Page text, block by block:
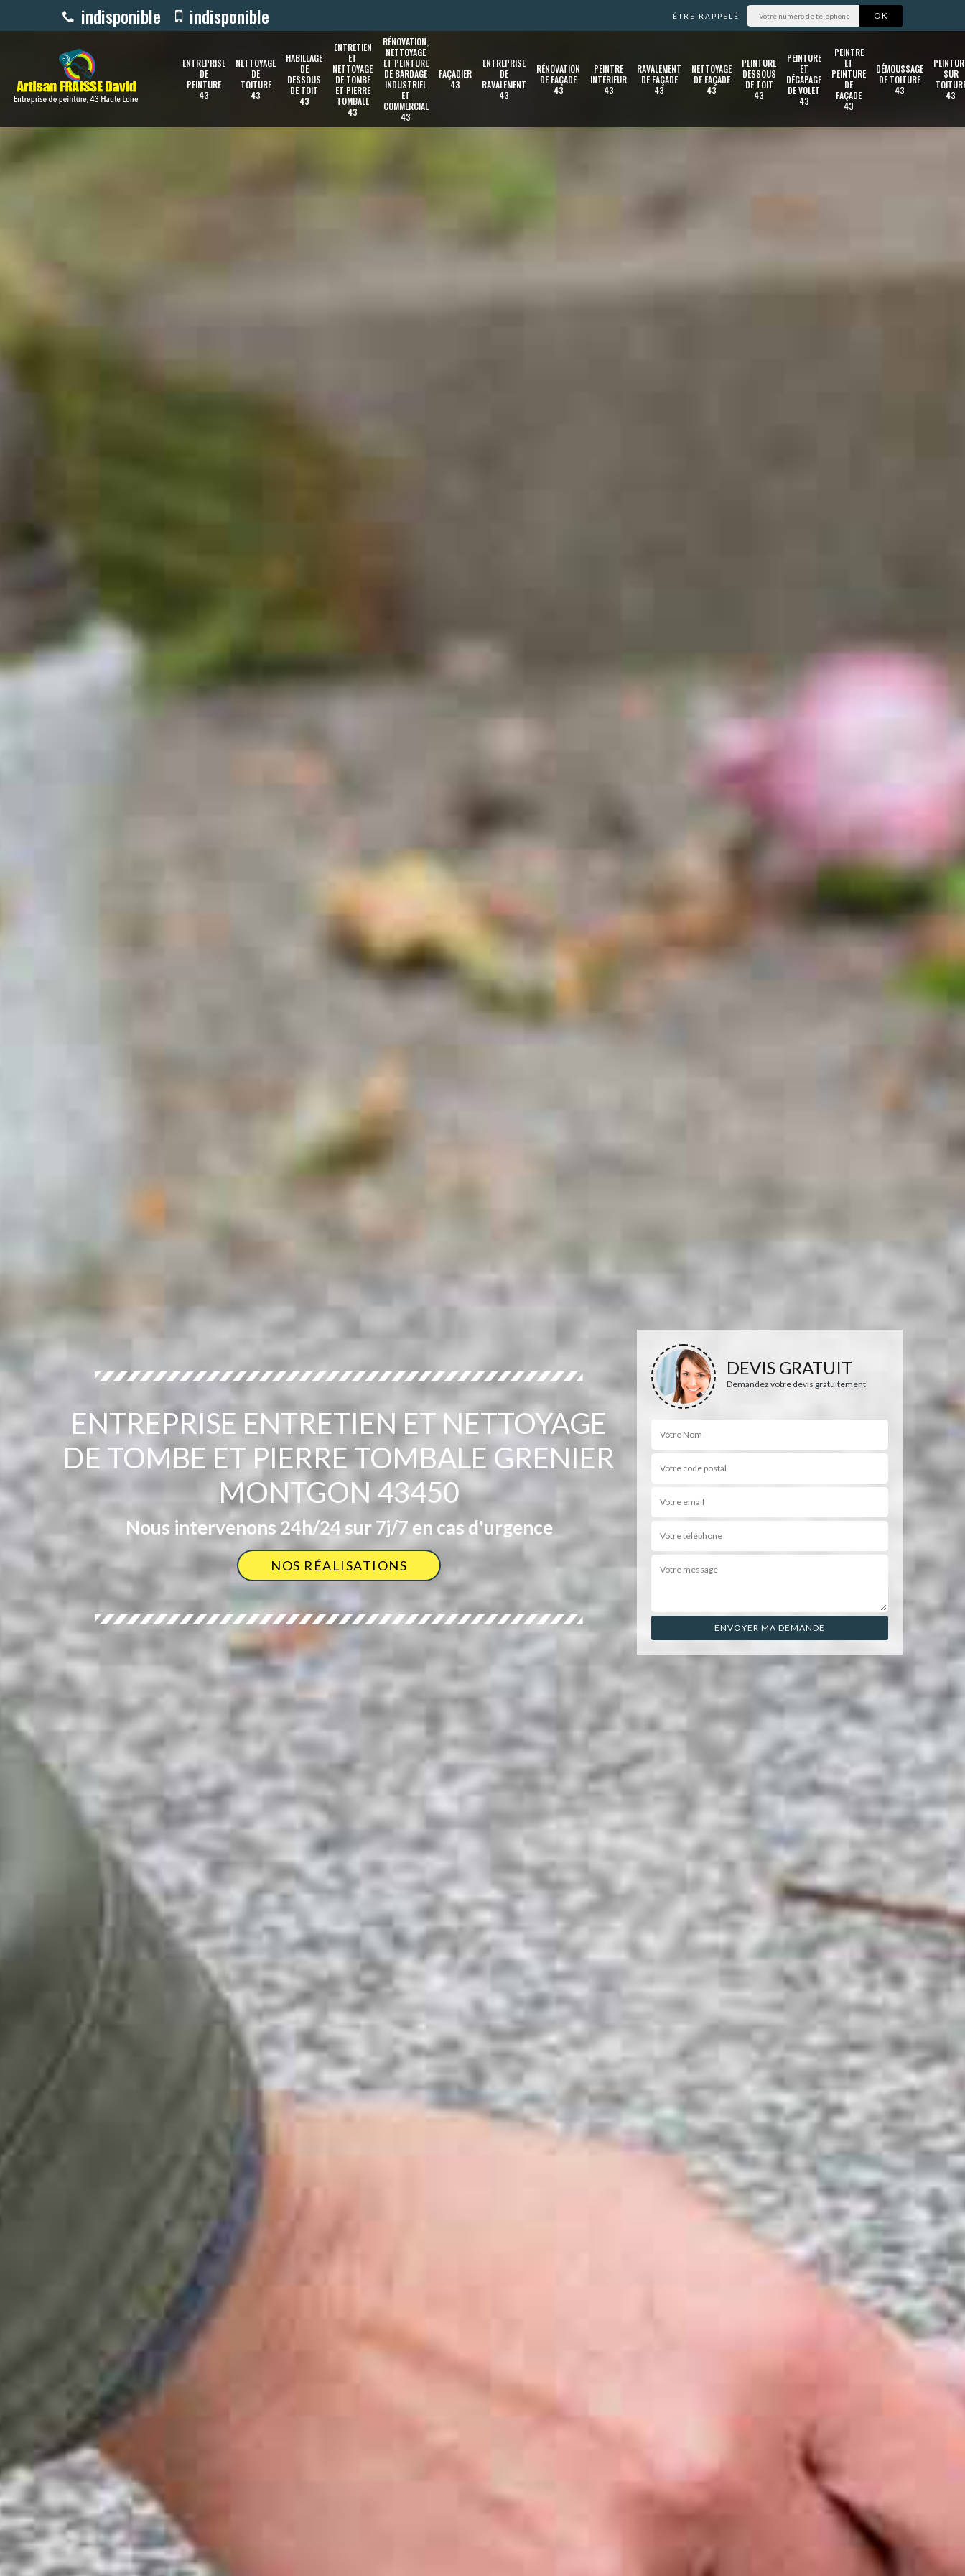
indisponible indisponible ÊTRE RAPPELÉ
ENTREPRISE
DE
PEINTURE
43
NETTOYAGE
DE
TOITURE
43
HABILLAGE
DE
DESSOUS
DE TOIT
43
ENTRETIEN
ET
NETTOYAGE
DE TOMBE
ET PIERRE
TOMBALE
43
RÉNOVATION,
NETTOYAGE
ET PEINTURE
DE BARDAGE
INDUSTRIEL
ET
COMMERCIAL
43
FAÇADIER
43
ENTREPRISE
DE
RAVALEMENT
43
RÉNOVATION
DE FAÇADE
43
PEINTRE
INTÉRIEUR
43
RAVALEMENT
DE FAÇADE
43
NETTOYAGE
DE FAÇADE
43
PEINTURE
DESSOUS
DE TOIT
43
PEINTURE
ET
DÉCAPAGE
DE VOLET
43
PEINTRE
ET
PEINTURE
DE
FAÇADE
43
DÉMOUSSAGE
DE TOITURE
43
SUR
43
ENTREPRISE ENTRETIEN ET NETTOYAGE
DE TOMBE ET PIERRE TOMBALE GRENIER
MONTGON 43450
Nous intervenons 24h/24 sur 7j/7 en cas d'urgence
NOS RÉALISATIONS
DEVIS GRATUIT
Demandez votre devis gratuitement